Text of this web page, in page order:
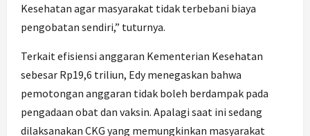
Kesehatan agar masyarakat tidak terbebani biaya
pengobatan sendiri,” tuturnya.
Terkait efisiensi anggaran Kementerian Kesehatan
sebesar Rp19,6 triliun, Edy menegaskan bahwa
pemotongan anggaran tidak boleh berdampak pada
pengadaan obat dan vaksin. Apalagi saat ini sedang
dilaksanakan CKG yang memungkinkan masyarakat